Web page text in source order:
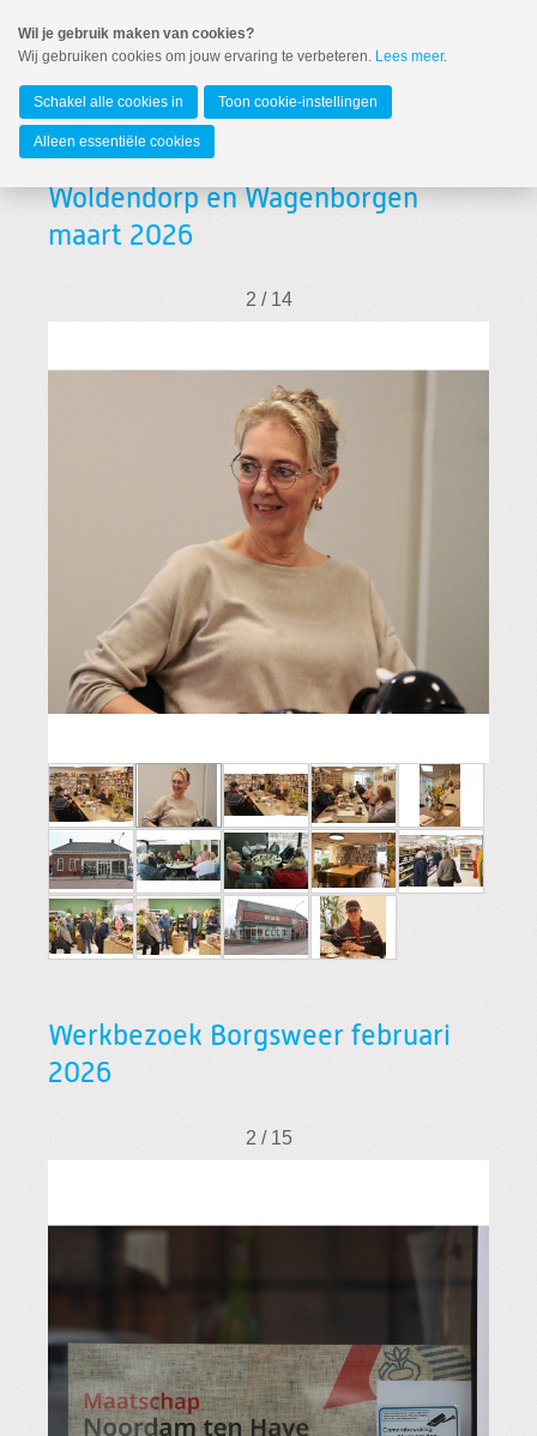
naar
Spring
de
inhoud
Spring
naar
hoofdmenu
Groningen (provincie)
MENU
Werkbezoek ChristenUnie aan
Woldendorp en Wagenborgen
maart 2026
2 / 14
Werkbezoek Borgsweer februari
2026
2 / 15
Wil je gebruik maken van cookies?
Wij gebruiken cookies om jouw ervaring te verbeteren. Lees meer.
Schakel alle cookies in Toon cookie-instellingen
Alleen essentiële cookies